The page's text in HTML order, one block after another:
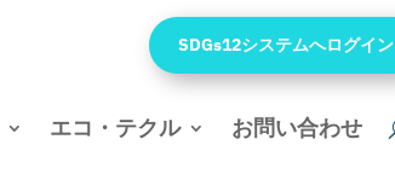
SDGs12システムへログイン
エコ・テクル お問い合わせ